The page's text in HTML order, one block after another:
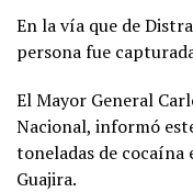
En la vía que de
persona fue
El Mayor General
Nacional, informó
toneladas de cocaína
Guajira.